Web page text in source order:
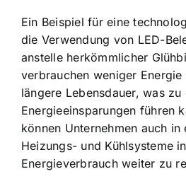
Ein Beispiel für eine
die Verwendung von LED-
anstelle herkömmlicher
verbrauchen weniger Energie
längere Lebensdauer, was zu
Energieeinsparungen führen
können Unternehmen auch
Heizungs- und Kühlsysteme
Energieverbrauch weiter zu